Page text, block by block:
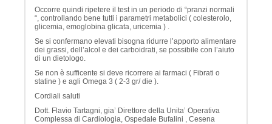
Occorre quindi ripetere il test in un periodo di “pranzi normali
“, controllando bene tutti i parametri metabolici ( colesterolo,
glicemia, emoglobina glicata, uricemia ) .
Se si confermano elevati bisogna ridurre l’apporto alimentare
dei grassi, dell’alcol e dei carboidrati, se possibile con l’aiuto
di un dietologo.
Se non è sufficente si deve ricorrere ai farmaci ( Fibrati o
statine ) e agli Omega 3 ( 2-3 gr/ die ).
Cordiali saluti
Dott. Flavio Tartagni, gia’ Direttore della Unita’ Operativa
Complessa di Cardiologia, Ospedale Bufalini , Cesena